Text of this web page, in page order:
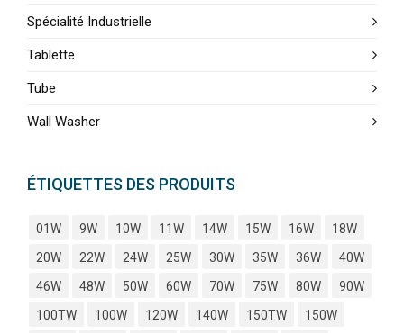
Spécialité Industrielle
Tablette
Tube
Wall Washer
ÉTIQUETTES DES PRODUITS
01W 9W 10W 11W 14W 15W 16W
18W
20W
22W 24W 25W 30W 35W 36W
40W
46W
48W 50W 60W 70W 75W 80W
90W
100TW
100W 120W 140W 150TW
150W